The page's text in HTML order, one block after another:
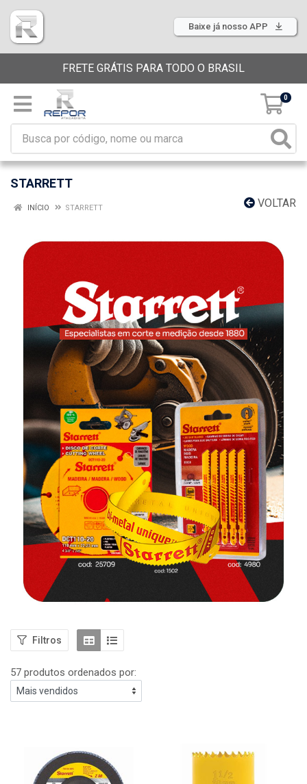
Baixe já nosso APP
FRETE GRÁTIS PARA TODO O BRASIL
0
STARRETT
VOLTAR
INÍCIO STARRETT
Filtros
57 produtos ordenados por: